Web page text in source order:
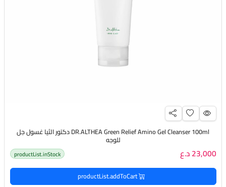
DR.ALTHEA Green Relief Amino Gel Cleanser 100ml دكتور الثيا غسول ​​جل
للوجه
23,000 د.ع productList.inStock
productList.addToCart